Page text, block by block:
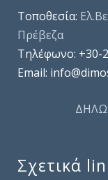
Τοποθεσία:
Πρέβεζα
Τηλέφωνo: +30-
Email:
Σχετικά